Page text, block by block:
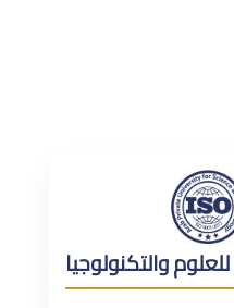
والتكنولوجيا